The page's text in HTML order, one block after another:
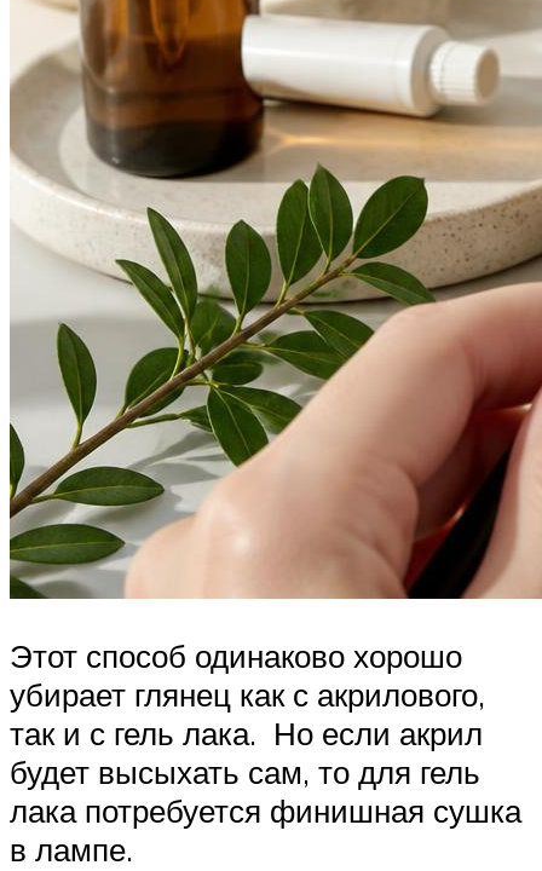
Этот способ одинаково хорошо
убирает глянец как с акрилового,
так и с гель лака. Но если акрил
будет высыхать сам, то для гель
лака потребуется финишная сушка
в лампе.